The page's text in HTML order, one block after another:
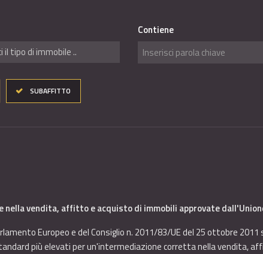
il tipo di immobile ..
Contiene
SUBAFFITTO
vendita, affitto e acquisto di immobili approvate
Europeo e del Consiglio n. 2011/83/UE del 25 ottobre
più elevati per un'intermediazione corretta nella vendita,